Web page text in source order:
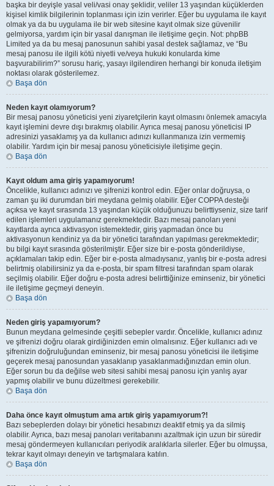
başka bir deyişle yasal veli/vasi onay şeklidir, veliler 13 yaşından küçüklerden
kişisel kimlik bilgilerinin toplanması için izin verirler. Eğer bu uygulama ile kayıt
olmak ya da bu uygulama ile bir web sitesine kayıt olmak size güvenilir
gelmiyorsa, yardım için bir yasal danışman ile iletişime geçin. Not: phpBB
Limited ya da bu mesaj panosunun sahibi yasal destek sağlamaz, ve “Bu
mesaj panosu ile ilgili kötü niyetli ve/veya hukuki konularda kime
başvurabilirim?” sorusu hariç, yasayı ilgilendiren herhangi bir konuda iletişim
noktası olarak gösterilemez.
Başa dön
Neden kayıt olamıyorum?
Bir mesaj panosu yöneticisi yeni ziyaretçilerin kayıt olmasını önlemek amacıyla
kayıt işlemini devre dışı bırakmış olabilir. Ayrıca mesaj panosu yöneticisi IP
adresinizi yasaklamış ya da kullanıcı adınızı kullanmanıza izin vermemiş
olabilir. Yardım için bir mesaj panosu yöneticisiyle iletişime geçin.
Başa dön
Kayıt oldum ama giriş yapamıyorum!
Öncelikle, kullanıcı adınızı ve şifrenizi kontrol edin. Eğer onlar doğruysa, o
zaman şu iki durumdan biri meydana gelmiş olabilir. Eğer COPPA desteği
açıksa ve kayıt sırasında 13 yaşından küçük olduğunuzu belirttiyseniz, size tarif
edilen işlemleri uygulamanız gerekmektedir. Bazı mesaj panoları yeni
kayıtlarda ayrıca aktivasyon istemektedir, giriş yapmadan önce bu
aktivasyonun kendiniz ya da bir yönetici tarafından yapılması gerekmektedir;
bu bilgi kayıt sırasında gösterilmiştir. Eğer size bir e-posta gönderildiyse,
açıklamaları takip edin. Eğer bir e-posta almadıysanız, yanlış bir e-posta adresi
belirtmiş olabilirsiniz ya da e-posta, bir spam filtresi tarafından spam olarak
seçilmiş olabilir. Eğer doğru e-posta adresi belirttiğinize eminseniz, bir yönetici
ile iletişime geçmeyi deneyin.
Başa dön
Neden giriş yapamıyorum?
Bunun meydana gelmesinde çeşitli sebepler vardır. Öncelikle, kullanıcı adınız
ve şifrenizi doğru olarak girdiğinizden emin olmalısınız. Eğer kullanıcı adı ve
şifrenizin doğruluğundan eminseniz, bir mesaj panosu yöneticisi ile iletişime
geçerek mesaj panosundan yasaklanıp yasaklanmadığınızdan emin olun.
Eğer sorun bu da değilse web sitesi sahibi mesaj panosu için yanlış ayar
yapmış olabilir ve bunu düzeltmesi gerekebilir.
Başa dön
Daha önce kayıt olmuştum ama artık giriş yapamıyorum?!
Bazı sebeplerden dolayı bir yönetici hesabınızı deaktif etmiş ya da silmiş
olabilir. Ayrıca, bazı mesaj panoları veritabanını azaltmak için uzun bir süredir
mesaj göndermeyen kullanıcıları periyodik aralıklarla silerler. Eğer bu olmuşsa,
tekrar kayıt olmayı deneyin ve tartışmalara katılın.
Başa dön